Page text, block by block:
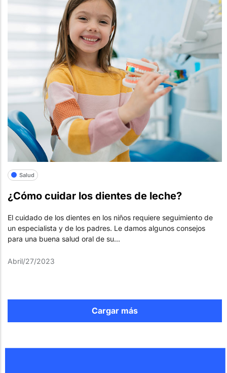
Salud
¿Cómo cuidar los dientes de leche?
El cuidado de los dientes en los niños requiere seguimiento de
un especialista y de los padres. Le damos algunos consejos
para una buena salud oral de su...
Abril/27/2023
Cargar más